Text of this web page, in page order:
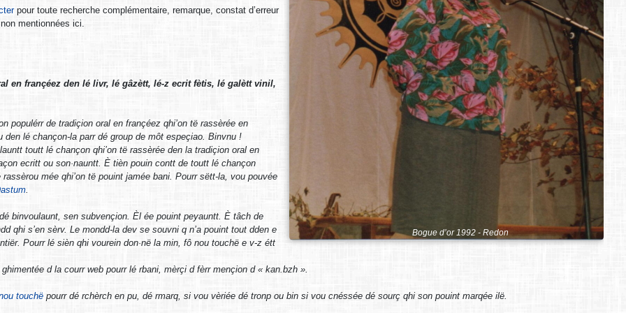
Bogue d’or 1992 - Redon
pour toute recherche complémentaire, remarque, constat d’erreur
mentionnées ici.
en françéez den lé livr, lé gâzètt, lé-z ecrit fètis, lé galètt vinil,
populérr de tradiçion oral en françéez qhi’on të rassèrée en
den lé chançon-la parr dé group de môt espeçiao. Binvnu !
toutt lé chançon qhi’on të rassèrée den la tradiçion oral en
ecritt ou son·nauntt. È tièn pouin contt de toutt lé chançon
rassèrou mée qhi’on të pouint jamée bani. Pourr sëtt-la, vou pouvée
.
binvoulaunt, sen subvençion. Èl ée pouint peyauntt. È tâch de
qhi s’en sèrv. Le mondd-la dev se souvni q n’a pouint tout dden e
Pourr lé sièn qhi vourein don·në la min, fô nou touchë e v-z étt
d la courr web pourr lé rbani, mèrçi d fèrr mençion d « kan.bzh ».
touchë pourr dé rchèrch en pu, dé rmarq, si vou vèriée dé tronp ou bin si vou cnéssée dé sourç qhi son pouint marqée ilë.